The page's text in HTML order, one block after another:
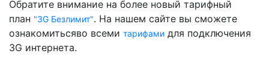
Обратите внимание на более новый тарифный
план "3G Безлимит". На нашем сайте вы сможете
ознакомитьсяво всеми тарифами для подключения
3G интернета.